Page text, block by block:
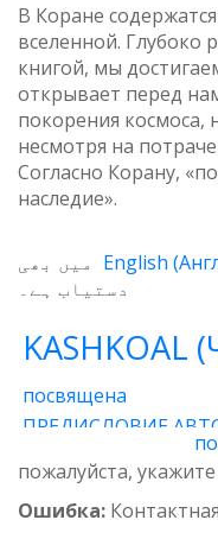
В Коране
вселенной. Глубоко
книгой, мы
открывает перед
покорения космоса,
несмотря на
Согласно Корану,
наследие».
English (
میں بھی
دستیاب ہے۔
KASHKOAL
посвящена
ПРЕДИСЛОВИЕ
1 - Энергия
2 - Атом
4 -
6 - Итог 7 - Качества
пожалуйста,
Ошибка: